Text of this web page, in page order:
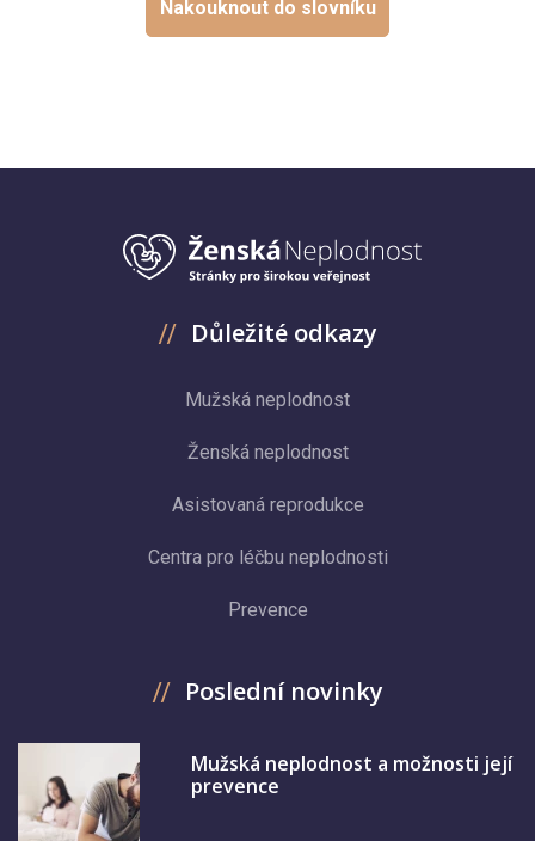
Nakouknout do slovníku
Důležité odkazy
Mužská neplodnost
Ženská neplodnost
Asistovaná reprodukce
Centra pro léčbu neplodnosti
Prevence
Poslední novinky
Mužská neplodnost a možnosti její
prevence